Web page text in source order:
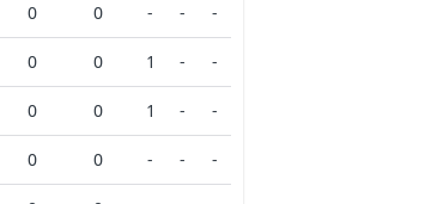
0 0 - - -
0 0 1 - -
0 0 1 - -
0 0 - - -